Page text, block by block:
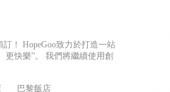
！ HopeGoo致力於打造一站
快樂”。 我們將繼續使用創
巴黎飯店